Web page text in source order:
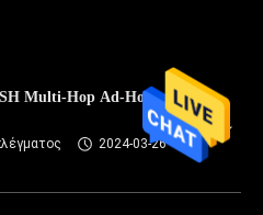
Multi-Hop Ad-Hoc
2024-03-26